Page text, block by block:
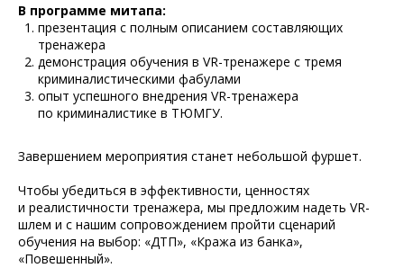
В программе митапа:
презентация с полным описанием составляющих
тренажера
демонстрация обучения в VR-тренажере с тремя
криминалистическими фабулами
опыт успешного внедрения VR-тренажера
по криминалистике в ТЮМГУ.
Завершением мероприятия станет небольшой фуршет.
Чтобы убедиться в эффективности, ценностях
и реалистичности тренажера, мы предложим надеть VR-
шлем и с нашим сопровождением пройти сценарий
обучения на выбор: «ДТП», «Кража из банка»,
«Повешенный».